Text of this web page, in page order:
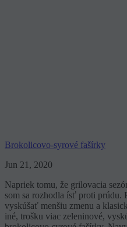
Brokolicovo-syrové fašírky
Jun 21, 2020
Napriek tomu, že grilovacia
som sa rozhodla ísť proti prúdu.
vyskúšať menšiu zmenu a
iné, trošku viac zeleninové,